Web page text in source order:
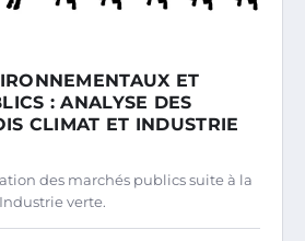
ET
: ANALYSE DES
CLIMAT ET INDUSTRIE
des marchés publics suite à la
verte.